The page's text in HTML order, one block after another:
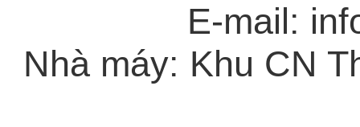
E-mail:
Nhà máy: Khu CN